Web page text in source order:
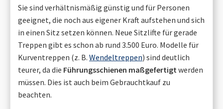
Sie sind verhältnismäßig günstig und für Personen
geeignet, die noch aus eigener Kraft aufstehen und sich
in einen Sitz setzen können. Neue Sitzlifte für gerade
Treppen gibt es schon ab rund 3.500 Euro. Modelle für
Kurventreppen (z. B. Wendeltreppen) sind deutlich
teurer, da die Führungsschienen maßgefertigt werden
müssen. Dies ist auch beim Gebrauchtkauf zu
beachten.